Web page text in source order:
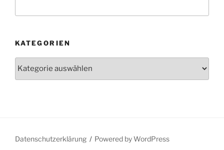
KATEGORIEN
Datenschutzerklärung Powered by WordPress